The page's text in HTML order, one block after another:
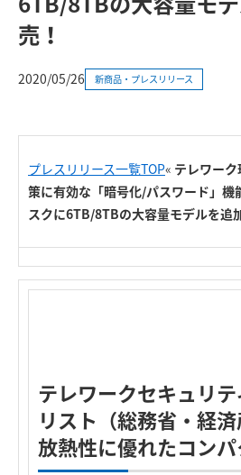
売！
2020/05/26 新商品・プレスリリース
プレスリリース一覧TOP« テレワー
策に有効な「暗号化/パスワード」機
スクに6TB/8TBの大容量モデルを追
テレワークセキュリ
リスト（総務省・経
放熱性に優れたコン